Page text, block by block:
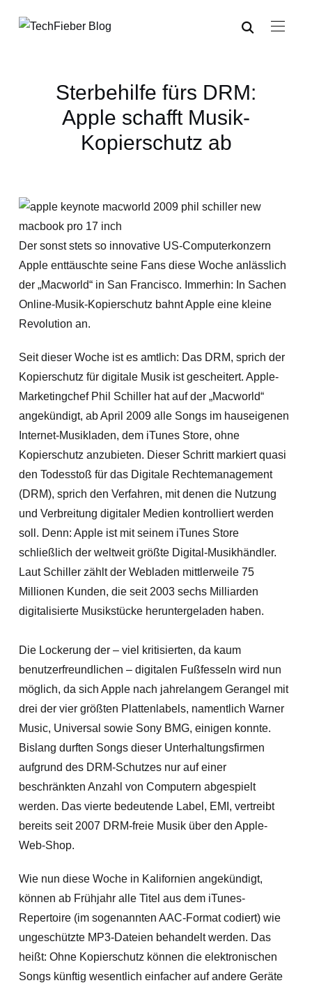
Sterbehilfe fürs DRM:
Apple schafft Musik-
Kopierschutz ab
Der sonst stets so innovative US-Computerkonzern
Apple enttäuschte seine Fans diese Woche anlässlich
der „Macworld“ in San Francisco. Immerhin: In Sachen
Online-Musik-Kopierschutz bahnt Apple eine kleine
Revolution an.
Seit dieser Woche ist es amtlich: Das DRM, sprich der
Kopierschutz für digitale Musik ist gescheitert. Apple-
Marketingchef Phil Schiller hat auf der „Macworld“
angekündigt, ab April 2009 alle Songs im hauseigenen
Internet-Musikladen, dem iTunes Store, ohne
Kopierschutz anzubieten. Dieser Schritt markiert quasi
den Todesstoß für das Digitale Rechtemanagement
(DRM), sprich den Verfahren, mit denen die Nutzung
und Verbreitung digitaler Medien kontrolliert werden
soll. Denn: Apple ist mit seinem iTunes Store
schließlich der weltweit größte Digital-Musikhändler.
Laut Schiller zählt der Webladen mittlerweile 75
Millionen Kunden, die seit 2003 sechs Milliarden
digitalisierte Musikstücke heruntergeladen haben.
Die Lockerung der – viel kritisierten, da kaum
benutzerfreundlichen – digitalen Fußfesseln wird nun
möglich, da sich Apple nach jahrelangem Gerangel mit
drei der vier größten Plattenlabels, namentlich Warner
Music, Universal sowie Sony BMG, einigen konnte.
Bislang durften Songs dieser Unterhaltungsfirmen
aufgrund des DRM-Schutzes nur auf einer
beschränkten Anzahl von Computern abgespielt
werden. Das vierte bedeutende Label, EMI, vertreibt
bereits seit 2007 DRM-freie Musik über den Apple-
Web-Shop.
Wie nun diese Woche in Kalifornien angekündigt,
können ab Frühjahr alle Titel aus dem iTunes-
Repertoire (im sogenannten AAC-Format codiert) wie
ungeschützte MP3-Dateien behandelt werden. Das
heißt: Ohne Kopierschutz können die elektronischen
Songs künftig wesentlich einfacher auf andere Geräte